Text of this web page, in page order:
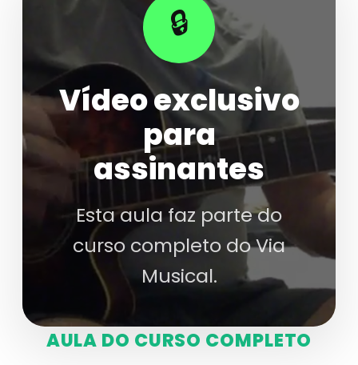
🔒
Vídeo exclusivo
para
assinantes
Esta aula faz parte do
curso completo do Via
Musical.
AULA DO CURSO COMPLETO